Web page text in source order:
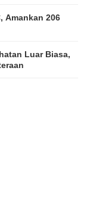
Amankan 206
Luar Biasa,